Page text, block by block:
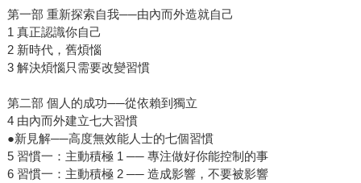
第一部 重新探索自我──由內而外造就自己
1 真正認識你自己
2 新時代，舊煩惱
3 解決煩惱只需要改變習慣
第二部 個人的成功──從依賴到獨立
4 由內而外建立七大習慣
●新見解──高度無效能人士的七個習慣
5 習慣一：主動積極 1 ── 專注做好你能控制的事
6 習慣一：主動積極 2 ── 造成影響，不要被影響